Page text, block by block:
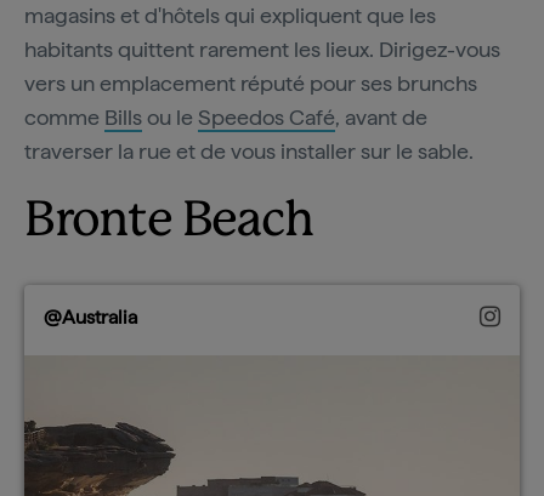
magasins et d'hôtels qui expliquent que les
habitants quittent rarement les lieux. Dirigez-vous
vers un emplacement réputé pour ses brunchs
comme Billsou le Speedos Café, avant de
traverser la rue et de vous installer sur le sable.
Bronte Beach
@Australia